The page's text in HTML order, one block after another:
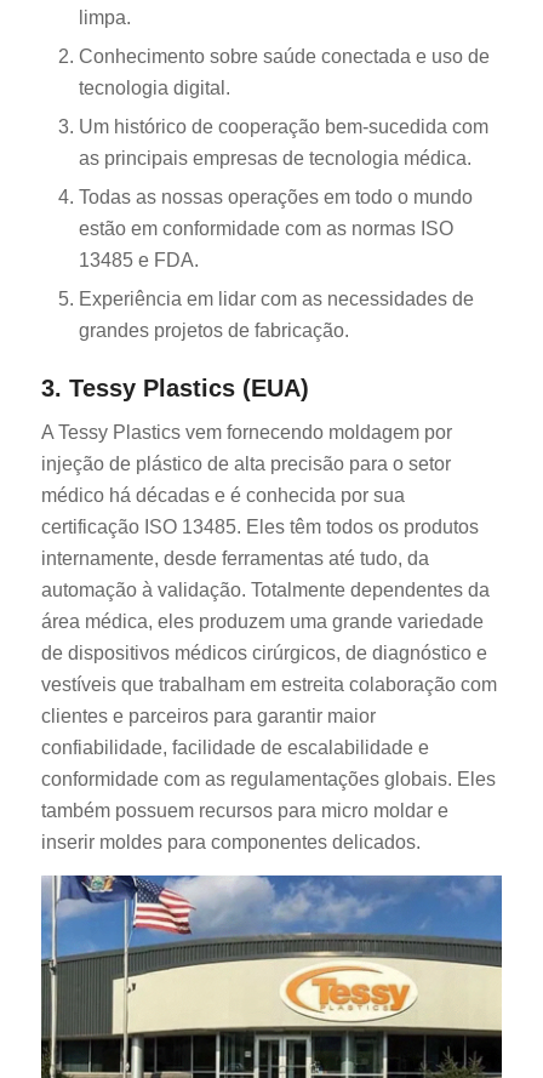
limpa.
Conhecimento sobre saúde conectada e uso de
tecnologia digital.
Um histórico de cooperação bem-sucedida com
as principais empresas de tecnologia médica.
Todas as nossas operações em todo o mundo
estão em conformidade com as normas ISO
13485 e FDA.
Experiência em lidar com as necessidades de
grandes projetos de fabricação.
3. Tessy Plastics (EUA)
A Tessy Plastics vem fornecendo moldagem por
injeção de plástico de alta precisão para o setor
médico há décadas e é conhecida por sua
certificação ISO 13485. Eles têm todos os produtos
internamente, desde ferramentas até tudo, da
automação à validação. Totalmente dependentes da
área médica, eles produzem uma grande variedade
de dispositivos médicos cirúrgicos, de diagnóstico e
vestíveis que trabalham em estreita colaboração com
clientes e parceiros para garantir maior
confiabilidade, facilidade de escalabilidade e
conformidade com as regulamentações globais. Eles
também possuem recursos para micro moldar e
inserir moldes para componentes delicados.